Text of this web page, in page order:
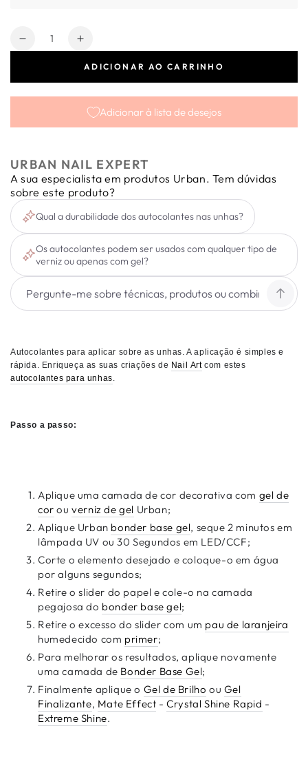
Quantidade
Diminuir
Roses
Aumentar
quantidade
Slider
Roses
ADICIONAR AO CARRINHO
Adicionar à lista de desejos
URBAN NAIL EXPERT
A sua especialista em produtos Urban. Tem dúvidas
sobre este produto?
Qual a durabilidade dos autocolantes nas unhas?
Os autocolantes podem ser usados com qualquer tipo de
verniz ou apenas com gel?
Autocolantes para aplicar sobre as unhas. A aplicação é simples e
rápida. Enriqueça as suas criações de Nail Artcom estes
autocolantes para unhas.
Passo a passo:
Aplique uma camada de cor decorativa com gel de
cor ouverniz de gel Urban;
Aplique Urban bonder base gel, seque 2 minutos em
lâmpada UV ou 30 Segundos em LED/CCF;
Corte o elemento desejado e coloque-o em água
por alguns segundos;
Retire o slider do papel e cole-o na camada
pegajosa do bonder base gel;
Retire o excesso do slider com um pau de laranjeira
humedecido com primer;
Para melhorar os resultados, aplique novamente
uma camada de Bonder Base Gel;
Finalmente aplique o Gel de Brilho ou Gel
Finalizante, Mate Effect -Crystal Shine Rapid -
Extreme Shine.